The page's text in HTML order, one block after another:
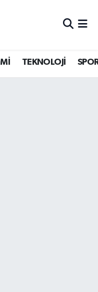
TEKNOLOJİ
Fikstür